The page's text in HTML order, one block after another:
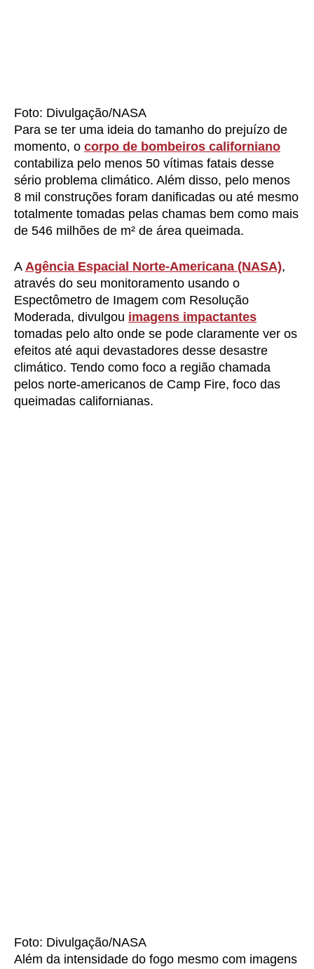
Foto: Divulgação/NASA
Para se ter uma ideia do tamanho do prejuízo de
momento, o corpo de bombeiros californiano
contabiliza pelo menos 50 vítimas fatais desse
sério problema climático. Além disso, pelo menos
8 mil construções foram danificadas ou até mesmo
totalmente tomadas pelas chamas bem como mais
de 546 milhões de m² de área queimada.
A Agência Espacial Norte-Americana (NASA),
através do seu monitoramento usando o
Espectômetro de Imagem com Resolução
Moderada, divulgou imagens impactantes
tomadas pelo alto onde se pode claramente ver os
efeitos até aqui devastadores desse desastre
climático. Tendo como foco a região chamada
pelos norte-americanos de Camp Fire, foco das
queimadas californianas.
Foto: Divulgação/NASA
Além da intensidade do fogo mesmo com imagens